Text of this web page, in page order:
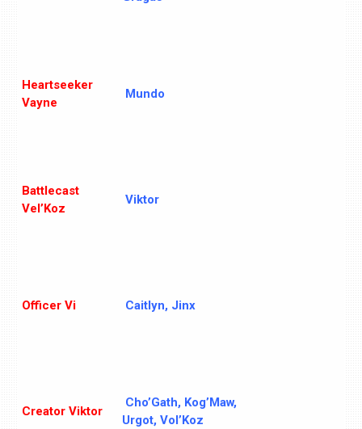
Heartseeker
Vayne
Mundo
Battlecast
Vel’Koz
Viktor
Officer Vi Caitlyn, Jinx
Creator Viktor
Cho’Gath, Kog’Maw,
Urgot, Vol’Koz